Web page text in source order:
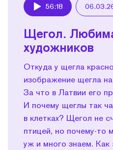
56:18
Щегол.
художников
Откуда у щегла
изображение щегла
За что в Латвии его
И почему щеглы так
в клетках? Щегол не
птицей, но почему-то
уж и много знаем.